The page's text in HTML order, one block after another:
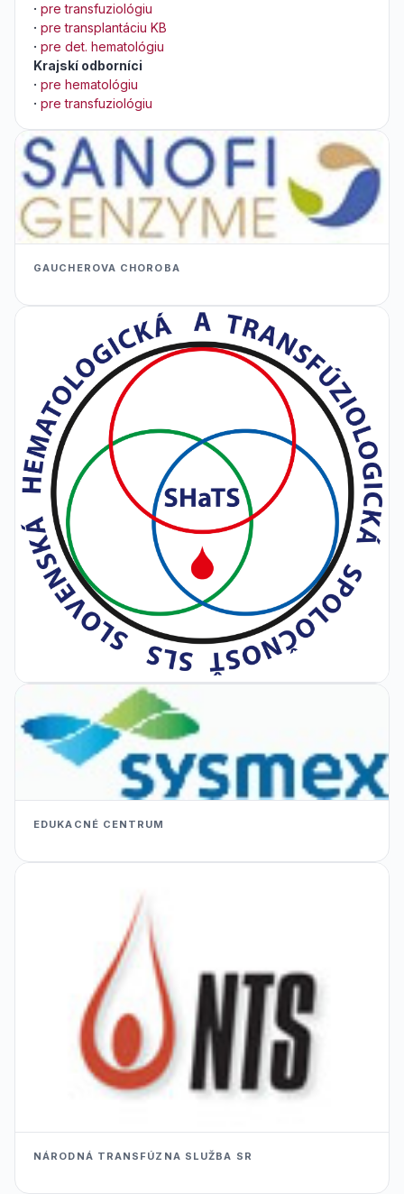
· pre transfuziológiu
· pre transplantáciu KB
· pre det. hematológiu
Krajskí odborníci
· pre hematológiu
· pre transfuziológiu
GAUCHEROVA CHOROBA
EDUKACNÉ CENTRUM
NÁRODNÁ TRANSFÚZNA SLUŽBA SR